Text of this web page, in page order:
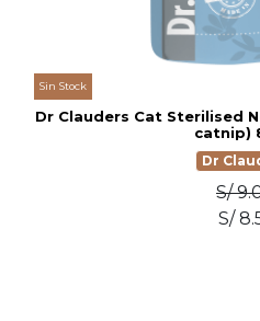
Sin Stock
Dr Clauders Cat Sterilised
catnip)
Dr
S/
S/